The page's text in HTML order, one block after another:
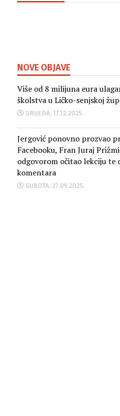
NOVE OBJAVE
Više od 8 milijuna eura
školstva u Ličko-senjskoj
SRIJEDA, 17.12.2025.
Jergović ponovno prozvao
Facebooku, Fran Juraj
odgovorom očitao lekciju te
komentara
SUBOTA, 27.09.2025.